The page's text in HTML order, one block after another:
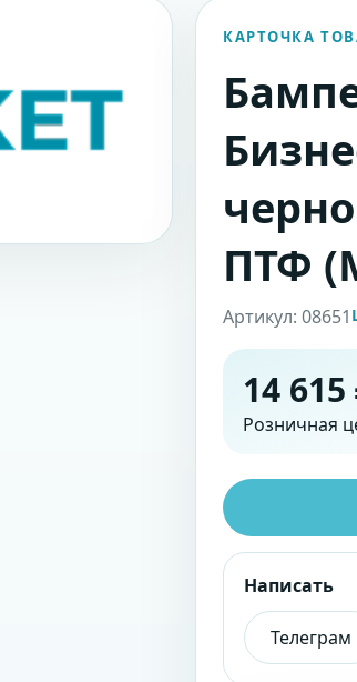
КАРТОЧКА
ПТФ
Артикул: 08651
14 615
Розничная
Написать
Телеграм